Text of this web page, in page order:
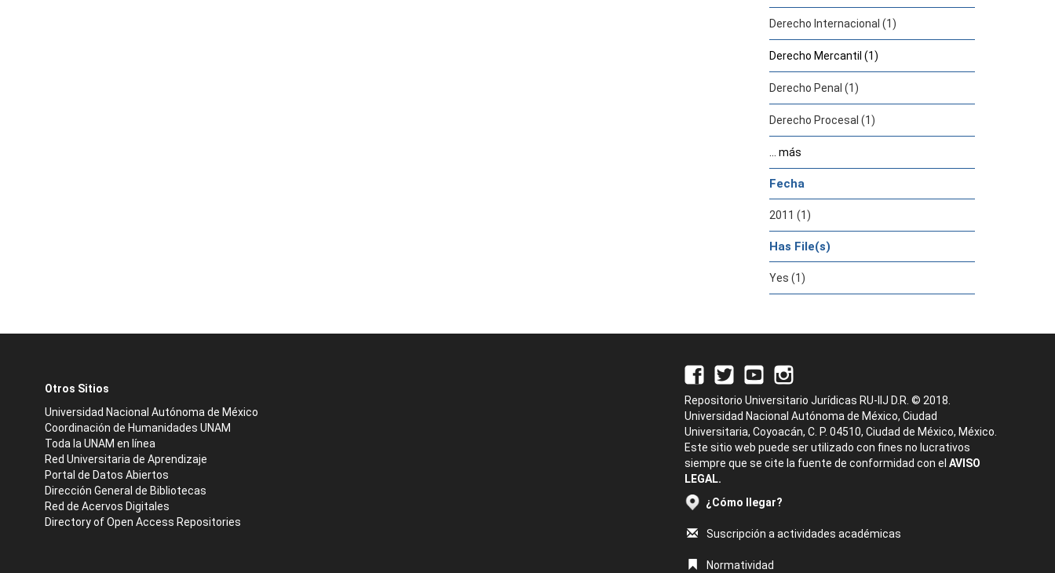
Derecho Internacional (1)
Derecho Mercantil (1)
Derecho Penal (1)
Derecho Procesal (1)
... más
Fecha
2011 (1)
Has File(s)
Yes (1)
Otros Sitios
Universidad Nacional Autónoma de México
Coordinación de Humanidades UNAM
Toda la UNAM en línea
Red Universitaria de Aprendizaje
Portal de Datos Abiertos
Dirección General de Bibliotecas
Red de Acervos Digitales
Directory of Open Access Repositories
Repositorio Universitario Jurídicas RU-IIJ D.R. © 2018.
Universidad Nacional Autónoma de México, Ciudad
Universitaria, Coyoacán, C. P. 04510, Ciudad de México, México.
Este sitio web puede ser utilizado con fines no lucrativos
siempre que se cite la fuente de conformidad con el AVISO
LEGAL.
¿Cómo llegar?
Suscripción a actividades académicas
Normatividad